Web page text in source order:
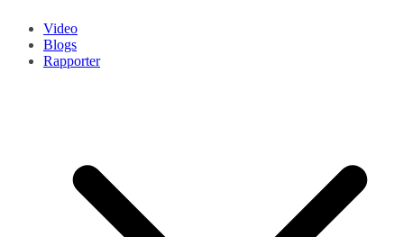
Video
Blogs
Rapporter